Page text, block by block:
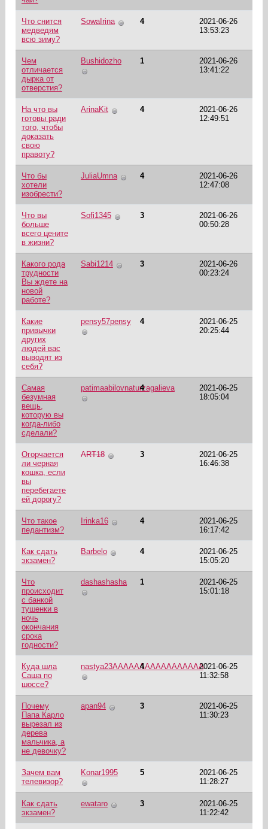
Что снится
медведям
всю зиму?
SowaIrina 4
2021-06-26
13:53:23
Чем
отличается
дырка от
отверстия?
Bushidozho 1
2021-06-26
13:41:22
На что вы
готовы ради
того, чтобы
доказать
свою
правоту?
ArinaKit 4
2021-06-26
12:49:51
Что бы
хотели
изобрести?
JuliaUmna 4
2021-06-26
12:47:08
Что вы
больше
всего цените
в жизни?
Sofi1345 3
2021-06-26
00:50:28
Какого рода
трудности
Вы ждете на
новой
работе?
Sabi1214 3
2021-06-26
00:23:24
Какие
привычки
других
людей вас
выводят из
себя?
pensy57pensy 4
2021-06-25
20:25:44
Самая
безумная
вещь,
которую вы
когда-либо
сделали?
patimaabilovnaturzagalieva
4
2021-06-25
18:05:04
Огорчается
ли черная
кошка, если
вы
перебегаете
ей дорогу?
ART18 3
2021-06-25
16:46:38
Что такое
педантизм?
Irinka16 4
2021-06-25
16:17:42
Как сдать
экзамен?
Barbelo 4
2021-06-25
15:05:20
Что
происходит
с банкой
тушенки в
ночь
окончания
срока
годности?
dashashasha 1
2021-06-25
15:01:18
Куда шла
Саша по
шоссе?
nastya23AAAAAAAAAAAAAAAAA
4
2021-06-25
11:32:58
Почему
Папа Карло
вырезал из
дерева
мальчика, а
не девочку?
apan94 3
2021-06-25
11:30:23
Зачем вам
телевизор?
Konar1995 5
2021-06-25
11:28:27
Как сдать
экзамен?
ewataro 3
2021-06-25
11:22:42